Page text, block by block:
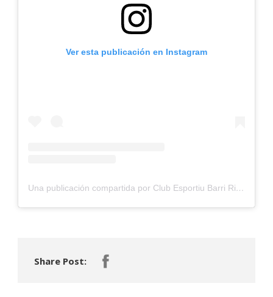
Ver esta publicación en Instagram
Una publicación compartida por Club Esportiu Barri Riera (@ceb_riera)
Share Post: